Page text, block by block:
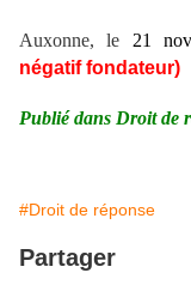
Auxonne, le 21
négatif fondateur)
Publié dans Droit de
#Droit de réponse
Partager